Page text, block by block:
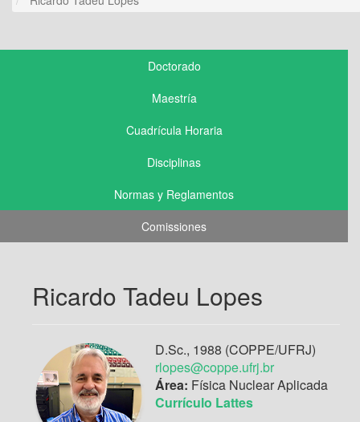
Doctorado
Maestría
Cuadrícula Horaria
Disciplinas
Normas y Reglamentos
Comissiones
Ricardo Tadeu Lopes
D.Sc., 1988 (COPPE/UFRJ)
rlopes@coppe.ufrj.br
Área: Física Nuclear Aplicada
Currículo Lattes